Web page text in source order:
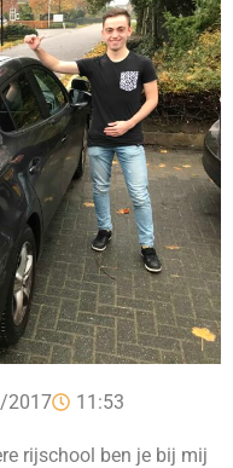
2017 11:53
rijschool ben je bij mij